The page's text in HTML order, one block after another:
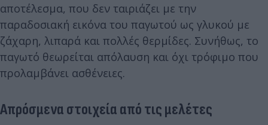
αποτέλεσμα, που δεν ταιριάζει με την
παραδοσιακή εικόνα του παγωτού ως γλυκού με
ζάχαρη, λιπαρά και πολλές θερμίδες. Συνήθως, το
παγωτό θεωρείται απόλαυση και όχι τρόφιμο που
προλαμβάνει ασθένειες.
Απρόσμενα στοιχεία από τις μελέτες